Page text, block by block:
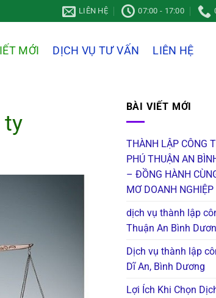
LIÊN HỆ 07:00 - 17:00
MỚI DỊCH VỤ TƯ VẤN LIÊN HỆ
ty
BÀI VIẾT MỚI
THÀNH LẬP CÔNG
PHÚ THUẬN AN
– ĐỒNG HÀNH
MƠ DOANH NGHIỆP
dịch vụ thành lập
Thuận An Bình
Dịch vụ thành lập
Dĩ An, Bình Dương
Lợi Ích Khi Chọn